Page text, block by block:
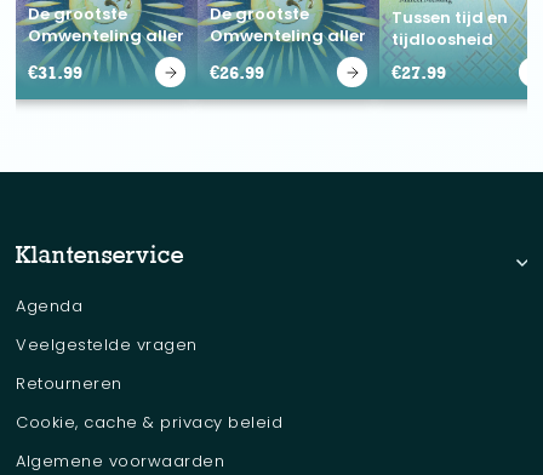
De grootste
Omwenteling aller
tijden
€31.99
De grootste
Omwenteling aller
tijden
€26.99
Tussen tijd en
tijdloosheid
€27.99
Klantenservice
Agenda
Veelgestelde vragen
Retourneren
Cookie, cache & privacy beleid
Algemene voorwaarden